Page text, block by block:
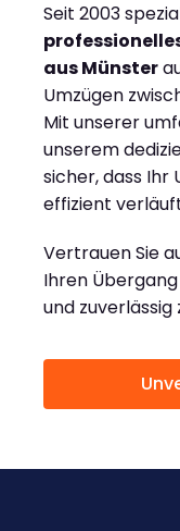
Seit 2003
aus Münster
Umzügen
Mit unserer
unserem
sicher, dass Ihr
effizient
Vertrauen Sie
Ihren
und